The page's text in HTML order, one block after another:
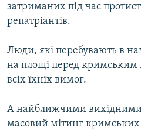
КТАТ
Усі сайти RFE/RL
затриманих під час
репатріантів.
Люди, які перебувають в
на площі перед
всіх їхніх вимог.
А найближчими вихідними,
масовий мітинг кримських